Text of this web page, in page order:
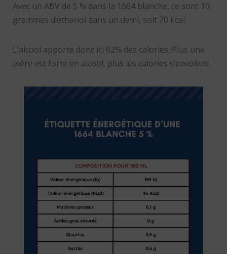
Avec un ABV de 5 % dans la 1664 blanche, ce sont 10
grammes d’éthanol dans un demi, soit 70 kcal.
L’alcool apporte donc ici 62% des calories. Plus une
bière est forte en alcool, plus les calories s’envolent.